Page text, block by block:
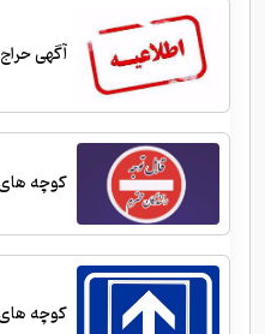
آگهی حراج 11 دستگاه ماشین آلات عمرانی
کوچه
کوچه